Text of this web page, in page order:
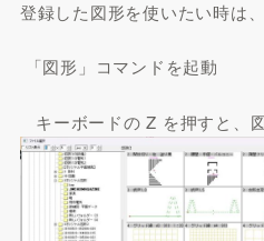
登録した図形を使いたい時は
「図形」コマンドを起動
キーボードの Z を押すと、